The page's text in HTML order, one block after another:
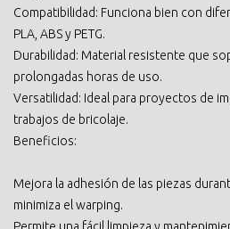
Compatibilidad: Funciona bien con
PLA, ABS y PETG.
Durabilidad: Material resistente que
prolongadas horas de uso.
Versatilidad: Ideal para proyectos de
trabajos de bricolaje.
Beneficios:
Mejora la adhesión de las piezas
minimiza el warping.